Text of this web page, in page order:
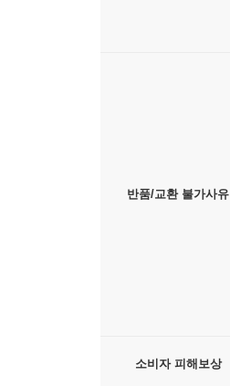
반품/교환 불가사유
소비자 피해보상